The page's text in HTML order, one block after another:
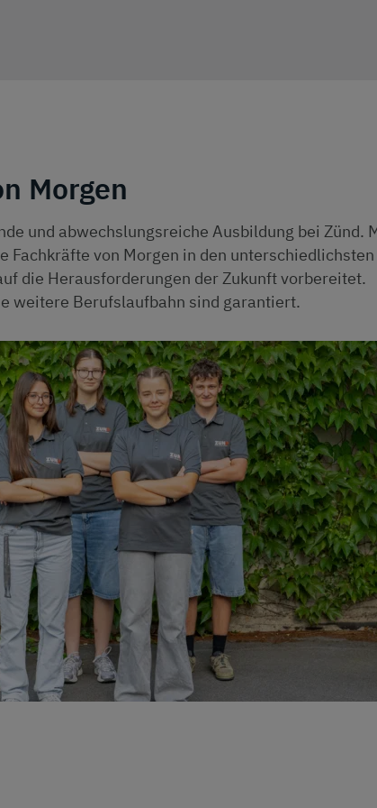
Morgen
und abwechslungsreiche Ausbildung bei Zünd.
Fachkräfte von Morgen in den unterschiedlichsten
die Herausforderungen der Zukunft vorbereitet.
weitere Berufslaufbahn sind garantiert.